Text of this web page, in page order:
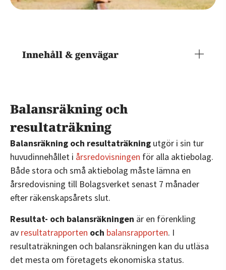
Innehåll & genvägar
Balansräkning och
resultaträkning
Balansräkning och resultaträkning utgör i sin tur
huvudinnehållet i årsredovisningen för alla aktiebolag.
Både stora och små aktiebolag måste lämna en
årsredovisning till Bolagsverket senast 7 månader
efter räkenskapsårets slut.
Resultat- och balansräkningen är en förenkling
av resultatrapporten och balansrapporten. I
resultaträkningen och balansräkningen kan du utläsa
det mesta om företagets ekonomiska status.